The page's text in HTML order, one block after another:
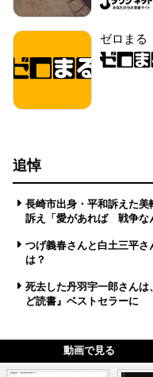
ゼロまる
追悼
長崎市出身・平和訴えた
訴え「愛があれば 戦争な
つげ義春さんと白土三平
は？
死去した丹羽宇一郎さん
ど読書』ベストセラーに
動画で見る